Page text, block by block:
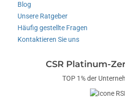
Blog
Unsere Ratgeber
Häufig gestellte Fragen
Kontaktieren Sie uns
CSR Platinum-
TOP 1% der